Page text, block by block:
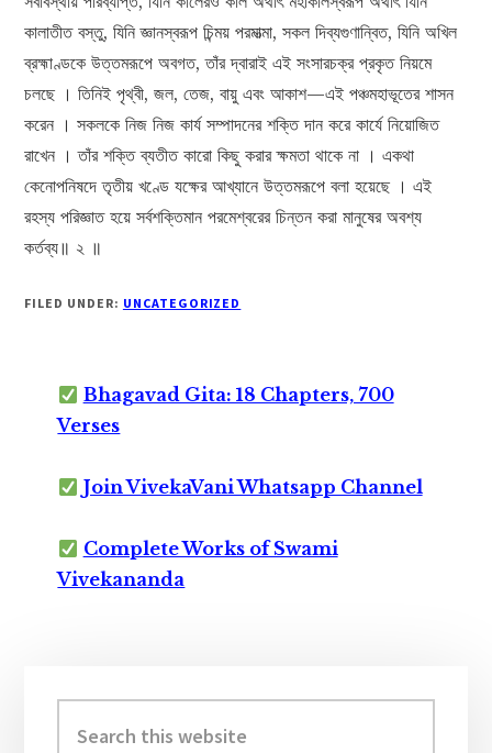
কালাতীত বস্তু, যিনি জ্ঞানস্বরূপ চিন্ময় পরমাত্মা, সকল দিব্যগুণান্বিত, যিনি অখিল
ব্রহ্মাণ্ডকে উত্তমরূপে অবগত, তাঁর দ্বারাই এই সংসারচক্র প্রকৃত নিয়মে
চলছে । তিনিই পৃথ্বী, জল, তেজ, বায়ু এবং আকাশ—এই পঞ্চমহাভূতের শাসন
করেন । সকলকে নিজ নিজ কার্য সম্পাদনের শক্তি দান করে কার্যে নিয়োজিত
রাখেন । তাঁর শক্তি ব্যতীত কারো কিছু করার ক্ষমতা থাকে না । একথা
কেনোপনিষদে তৃতীয় খণ্ডে যক্ষের আখ্যানে উত্তমরূপে বলা হয়েছে । এই
রহস্য পরিজ্ঞাত হয়ে সর্বশক্তিমান পরমেশ্বরের চিন্তন করা মানুষের অবশ্য
কর্তব্য॥ ২ ॥
FILED UNDER: UNCATEGORIZED
Bhagavad Gita: 18 Chapters, 700
Verses
Join VivekaVani Whatsapp Channel
Complete Works of Swami
Vivekananda
Sidebar
this